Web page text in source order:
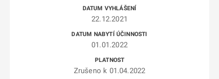
22.12.2021
01.01.2022
Zrušeno k 01.04.2022